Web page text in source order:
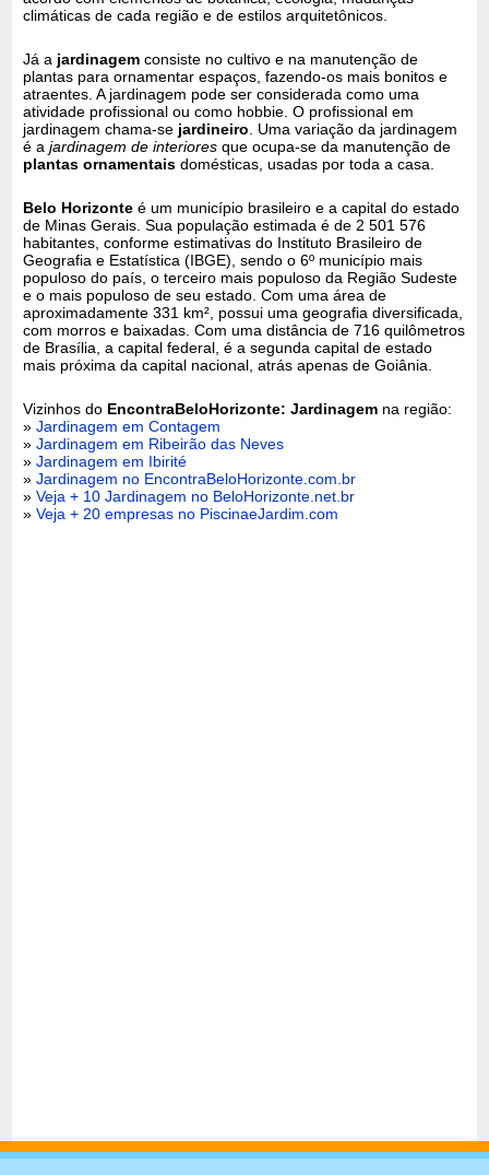
climáticas de cada região e de estilos arquitetônicos.
Já a jardinagem consiste no cultivo e na manutenção de
plantas para ornamentar espaços, fazendo-os mais bonitos e
atraentes. A jardinagem pode ser considerada como uma
atividade profissional ou como hobbie. O profissional em
jardinagem chama-se jardineiro . Uma variação da jardinagem
é ajardinagem de interiores que ocupa-se da manutenção de
plantas ornamentais domésticas, usadas por toda a casa.
Belo Horizonte é um município brasileiro e a capital do estado
de Minas Gerais. Sua população estimada é de 2 501 576
habitantes, conforme estimativas do Instituto Brasileiro de
Geografia e Estatística (IBGE), sendo o 6º município mais
populoso do país, o terceiro mais populoso da Região Sudeste
e o mais populoso de seu estado. Com uma área de
aproximadamente 331 km², possui uma geografia diversificada,
com morros e baixadas. Com uma distância de 716 quilômetros
de Brasília, a capital federal, é a segunda capital de estado
mais próxima da capital nacional, atrás apenas de Goiânia.
Vizinhos do EncontraBeloHorizonte: Jardinagem na região:
»Jardinagem em Contagem
»Jardinagem em Ribeirão das Neves
»Jardinagem em Ibirité
»Jardinagem no EncontraBeloHorizonte.com.br
»Veja + 10 Jardinagem no BeloHorizonte.net.br
»Veja + 20 empresas no PiscinaeJardim.com